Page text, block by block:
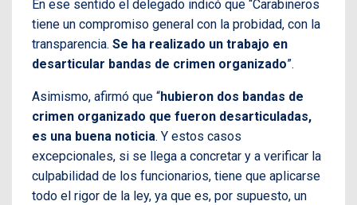
En ese sentido el delegado indicó que “Carabineros
tiene un compromiso general con la probidad, con la
transparencia. Se ha realizado un trabajo en
desarticular bandas de crimen organizado”.
Asimismo, afirmó que “hubieron dos bandas de
crimen organizado que fueron desarticuladas,
es una buena noticia. Y estos casos
excepcionales, si se llega a concretar y a verificar la
culpabilidad de los funcionarios, tiene que aplicarse
todo el rigor de la ley, ya que es, por supuesto, un